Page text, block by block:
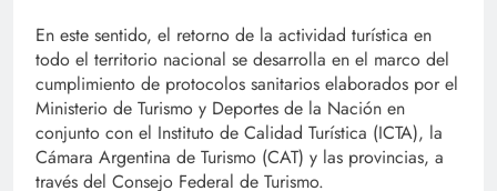
En este sentido, el retorno de la actividad turística en
todo el territorio nacional se desarrolla en el marco del
cumplimiento de protocolos sanitarios elaborados por el
Ministerio de Turismo y Deportes de la Nación en
conjunto con el Instituto de Calidad Turística (ICTA), la
Cámara Argentina de Turismo (CAT) y las provincias, a
través del Consejo Federal de Turismo.